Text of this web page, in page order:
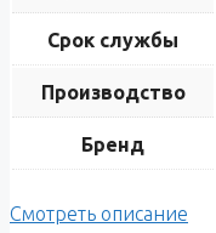
Срок службы
Производство
Бренд
Смотреть описание